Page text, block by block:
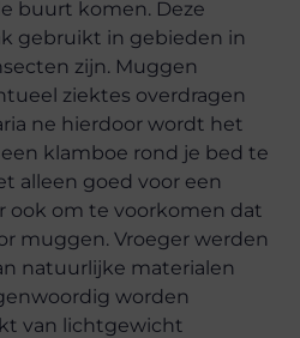
buurt komen. Deze
gebruikt in gebieden in
zijn. Muggen
ziektes overdragen
ne hierdoor wordt het
klamboe rond je bed te
alleen goed voor een
ook om te voorkomen dat
muggen. Vroeger werden
natuurlijke materialen
worden
van lichtgewicht